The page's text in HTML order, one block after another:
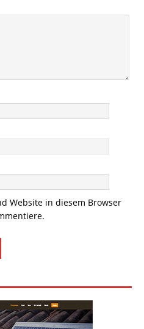
Website in diesem Browser